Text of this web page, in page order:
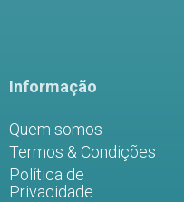
Informação
Quem somos
Termos & Condições
Política de
Privacidade